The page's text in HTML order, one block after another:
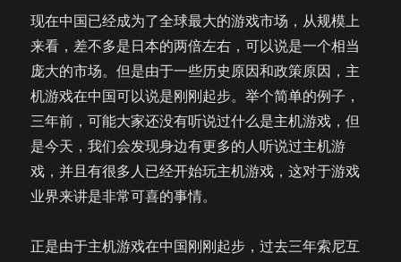
现在中国已经成为了全球最大的游戏市场，从规模上
来看，差不多是日本的两倍左右，可以说是一个相当
庞大的市场。但是由于一些历史原因和政策原因，主
机游戏在中国可以说是刚刚起步。举个简单的例子，
三年前，可能大家还没有听说过什么是主机游戏，但
是今天，我们会发现身边有更多的人听说过主机游
戏，并且有很多人已经开始玩主机游戏，这对于游戏
业界来讲是非常可喜的事情。
正是由于主机游戏在中国刚刚起步，过去三年索尼互